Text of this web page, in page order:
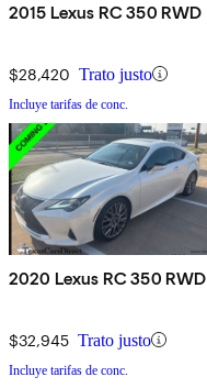
2015 Lexus RC 350 RWD
$28,420 Trato justo
Incluye tarifas de conc.
2020 Lexus RC 350 RWD
$32,945 Trato justo
Incluye tarifas de conc.